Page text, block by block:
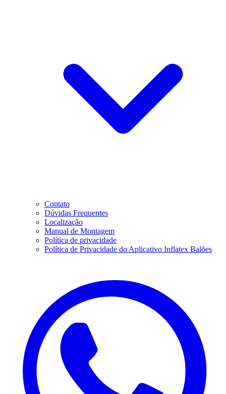
Contato
Dúvidas Frequentes
Localização
Manual de Montagem
Política de privacidade
Política de Privacidade do Aplicativo Inflatex Balões